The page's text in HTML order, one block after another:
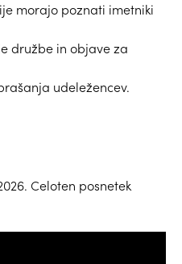
morajo poznati imetniki
družbe in objave za
udeležencev.
Celoten posnetek